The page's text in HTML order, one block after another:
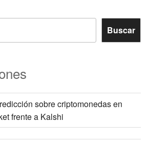
Buscar
sobre criptomonedas en
frente a Kalshi